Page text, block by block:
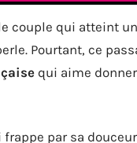
couple qui atteint
Pourtant, ce
qui aime
frappe par sa